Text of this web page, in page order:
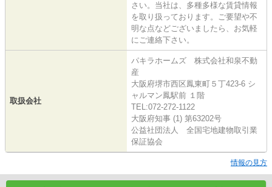
さい。当社は、多種多様な賃貸情報
を取り扱っております。ご要望や不
明な点などございましたら、お気軽
にご連絡下さい。
取扱会社
パキラホームズ 株式会社和泉不動
産
大阪府堺市西区鳳東町５丁423-6 シ
ャルマン鳳駅前 １階
TEL:072-272-1122
大阪府知事 (1) 第63202号
公益社団法人 全国宅地建物取引業
保証協会
情報の見方